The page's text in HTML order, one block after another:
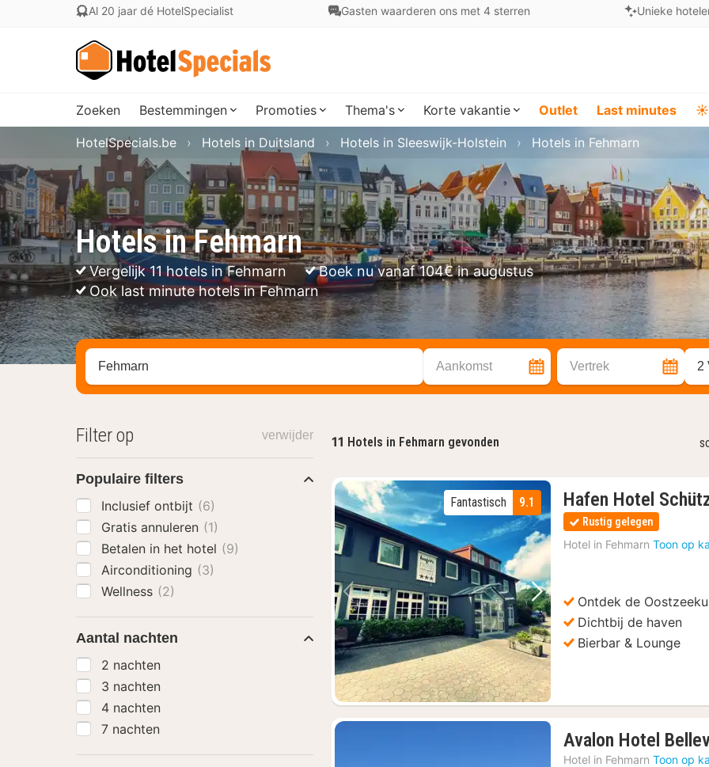
Al 20 jaar dé HotelSpecialist Gasten waarderen ons met 4 sterren Unieke
Zoeken Bestemmingen Promoties Thema's Korte vakantie Outlet Last minutes ☀️
Hotels in Fehmarn
Vergelijk 11 hotels in Fehmarn
Boek nu vanaf 104€ in augustus
Ook last minute hotels in Fehmarn
HotelSpecials.be Hotels in Duitsland Hotels in Sleeswijk-Holstein Hotels in Fehmarn
Zoek op hotel, regio of stad Aankomst Vertrek 2
11 Hotels in Fehmarn gevonden
Vorige foto Volgende foto
9.1
Fantastisch Hafen Hotel
Rustig gelegen
Hotel in Fehmarn Toon op
Ontdek de
Dichtbij de haven
Bierbar & Lounge
Avalon Hotel
Hotel in Fehmarn Toon op
Filter op verwijder
Populaire filters
Inclusief ontbijt (6)
Gratis annuleren (1)
Betalen in het hotel (9)
Airconditioning (3)
Wellness (2)
Aantal nachten
2 nachten
3 nachten
4 nachten
7 nachten